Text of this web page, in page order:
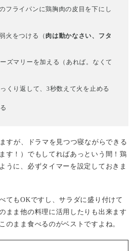
フライパンに鶏胸肉の皮目を下にし
火をつける（ 肉は動かなさい、フタ
ズマリーを加える（あれば。なくて
くり返して、3秒数えて火を止める
すが、ドラマを見つつ寝ながらできる
す！）でもしてればあっという間！鶏
うに、必ずタイマーを設定しておきま
てもOKですし、サラダに盛り付けて
まま他の料理に活用したりも出来ます
のまま食べるのがベストですよね。